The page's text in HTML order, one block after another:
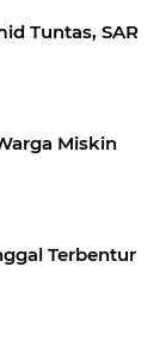
Tuntas, SAR
Miskin
Terbentur